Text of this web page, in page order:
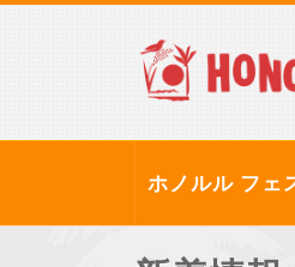
ホノルル フェ